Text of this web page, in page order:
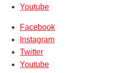
Youtube
Facebook
Instagram
Twitter
Youtube